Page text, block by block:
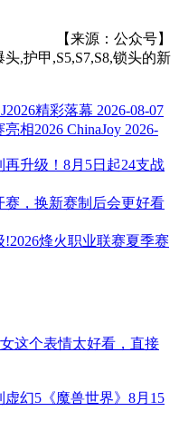
【来源：公众号】
,护甲,S5,S7,S8,锁头的新
精彩落幕 2026-08-07
相2026 ChinaJoy 2026-
升级！8月5日起24支战
赛，换新赛制后会更好看
烽火职业联赛夏季赛
这个表情太好看，直接
幻5《魔兽世界》8月15